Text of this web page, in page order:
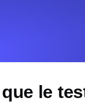
le